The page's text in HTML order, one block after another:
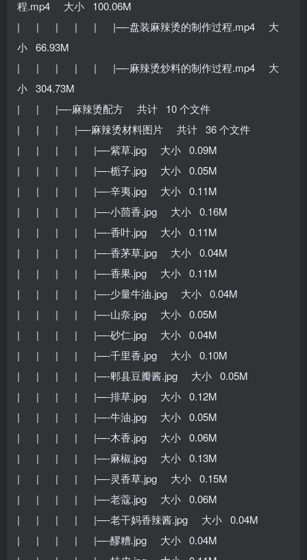
程.mp4 大小 100.06M
| | | | | |—-盘装麻辣烫的制作过程.mp4 大
小 66.93M
| | | | | |—-麻辣烫炒料的制作过程.mp4 大
小 304.73M
| | |—-麻辣烫配方 共计 10 个文件
| | | |—-麻辣烫材料图片 共计 36 个文件
| | | | |—-紫草.jpg 大小 0.09M
| | | | |—-栀子.jpg 大小 0.05M
| | | | |—-辛夷.jpg 大小 0.11M
| | | | |—-小茴香.jpg 大小 0.16M
| | | | |—-香叶.jpg 大小 0.11M
| | | | |—-香茅草.jpg 大小 0.04M
| | | | |—-香果.jpg 大小 0.11M
| | | | |—-少量牛油.jpg 大小 0.04M
| | | | |—-山奈.jpg 大小 0.05M
| | | | |—-砂仁.jpg 大小 0.04M
| | | | |—-千里香.jpg 大小 0.10M
| | | | |—-郫县豆瓣酱.jpg 大小 0.05M
| | | | |—-排草.jpg 大小 0.12M
| | | | |—-牛油.jpg 大小 0.05M
| | | | |—-木香.jpg 大小 0.06M
| | | | |—-麻椒.jpg 大小 0.13M
| | | | |—-灵香草.jpg 大小 0.15M
| | | | |—-老蔻.jpg 大小 0.06M
| | | | |—-老干妈香辣酱.jpg 大小 0.04M
| | | | |—-醪糟.jpg 大小 0.04M